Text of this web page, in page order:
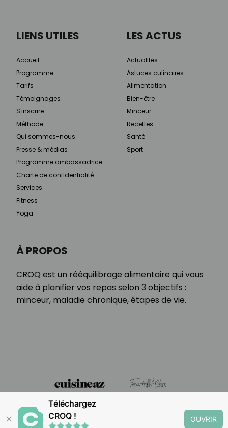
À PROPOS
CROQ est un rééquilibrage alimentaire qui vous
aide à planifier vos repas selon 3 objectifs :
minceur, maladie chronique, étapes de vie.
LIENS UTILES
Accueil
Programme
Tarifs
Témoignages
S'inscrire
Méthode
Qui sommes-nous
Presse & médias
Programme ambassadrice
Charte de confidentialité
Services
Fitness
Yoga
LES ACTUS
Actualités
Astuces culinaires
Alimentation
Bien-être
Minceur
Recettes
Santé
Sport
✕
Téléchargez
CROQ !
OUVRIR